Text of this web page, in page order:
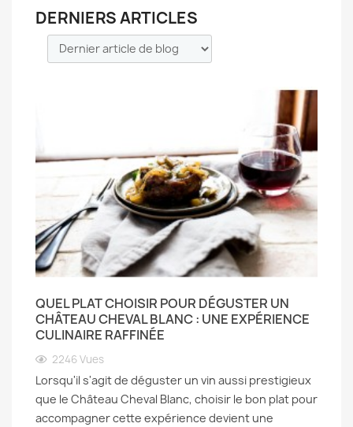
DERNIERS ARTICLES
QUEL PLAT CHOISIR POUR DÉGUSTER UN
CHÂTEAU CHEVAL BLANC : UNE EXPÉRIENCE
CULINAIRE RAFFINÉE
2246Vues
Lorsqu'il s'agit de déguster un vin aussi prestigieux
que le Château Cheval Blanc, choisir le bon plat pour
accompagner cette expérience devient une